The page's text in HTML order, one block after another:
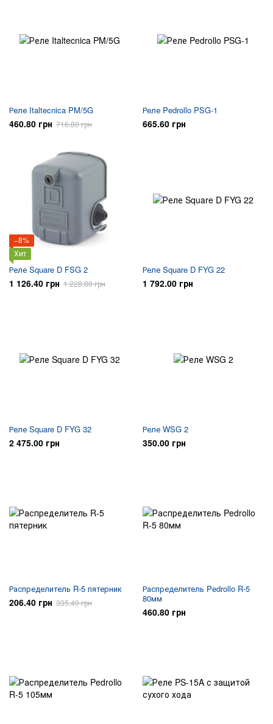
Реле Italtecnica PM/5G
460.80 грн 716.80 грн
Реле Pedrollo PSG-1
665.60 грн
−8%
Хит
Реле Square D FSG 2
1 126.40 грн 1 228.80 грн
Реле Square D FYG 22
1 792.00 грн
Реле Square D FYG 32
2 475.00 грн
Реле WSG 2
350.00 грн
Распределитель R-5 пятерник
206.40 грн 335.40 грн
Распределитель Pedrollo R-5
80мм
460.80 грн